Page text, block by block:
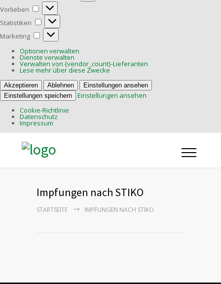
Vorlieben
Vorlieben
Statistiken
Statistiken
Marketing
Marketing
Optionen verwalten
Dienste verwalten
Verwalten von {vendor_count}-Lieferanten
Lese mehr über diese Zwecke
Akzeptieren Ablehnen
Einstellungen ansehen
Einstellungen speichern
Einstellungen ansehen
Cookie-Richtlinie
Datenschutz
Impressum
Impfungen nach STIKO
STARTSEITE IMPFUNGEN NACH STIKO